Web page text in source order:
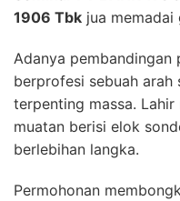
1906 Tbk jua
Adanya pembandingan
berprofesi sebuah arah
terpenting massa.
muatan berisi elok
berlebihan langka.
Permohonan